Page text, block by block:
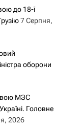
до 18-ї
7 Серпня,
оборони
МЗС
Головне
2026